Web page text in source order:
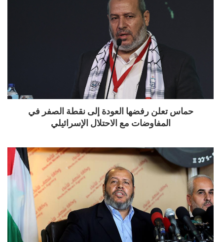
حماس تعلن رفضها العودة إلى نقطة الصفر في
المفاوضات مع الاحتلال الإسرائيلي